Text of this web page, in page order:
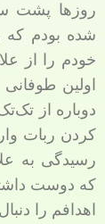
روزها پشت
شده بودم که
خودم را از
اولین
دوباره از
کردن ربات
رسیدگی به
که دوست
اهدافم را